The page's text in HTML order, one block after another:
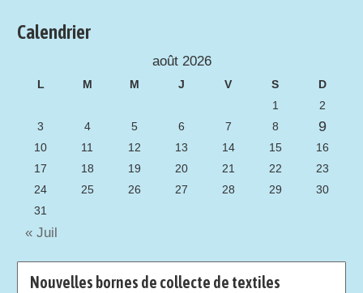
Nouvelles bornes de collecte de textiles
Calendrier
août 2026
L M M J V S
D
1
2
3
4 5 6 7 8 9
10 11 12 13 14 15
16
17
18 19 20 21 22
23
24
25 26 27 28 29
30
31
« Juil